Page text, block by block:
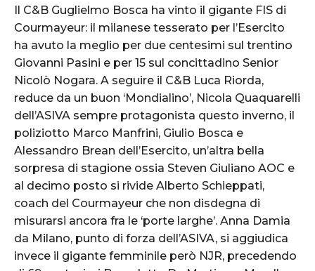
Il C&B Guglielmo Bosca ha vinto il gigante FIS di
Courmayeur: il milanese tesserato per l’Esercito
ha avuto la meglio per due centesimi sul trentino
Giovanni Pasini e per 15 sul concittadino Senior
Nicolò Nogara. A seguire il C&B Luca Riorda,
reduce da un buon ‘Mondialino’, Nicola Quaquarelli
dell’ASIVA sempre protagonista questo inverno, il
poliziotto Marco Manfrini, Giulio Bosca e
Alessandro Brean dell’Esercito, un’altra bella
sorpresa di stagione ossia Steven Giuliano AOC e
al decimo posto si rivide Alberto Schieppati,
coach del Courmayeur che non disdegna di
misurarsi ancora fra le ‘porte larghe’. Anna Damia
da Milano, punto di forza dell’ASIVA, si aggiudica
invece il gigante femminile però NJR, precedendo